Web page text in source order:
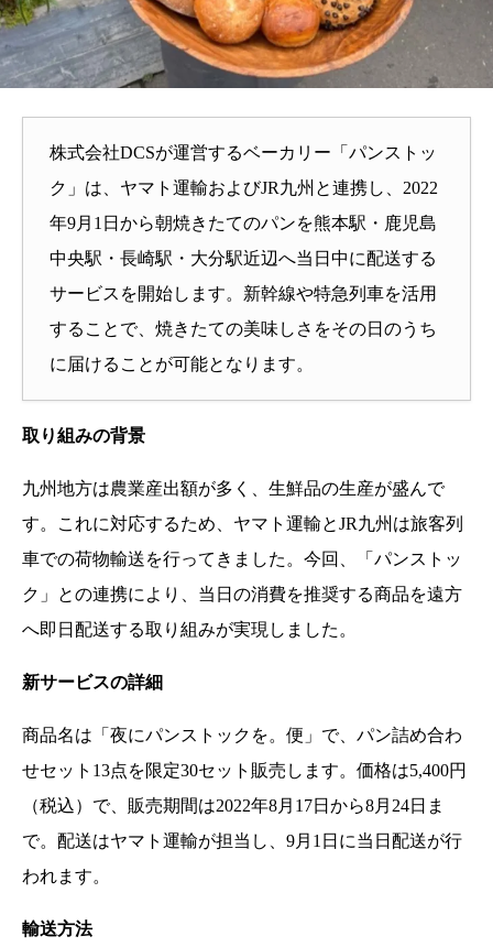
株式会社DCSが運営するベーカリー「パンストッ
ク」は、ヤマト運輸およびJR九州と連携し、2022
年9月1日から朝焼きたてのパンを熊本駅・鹿児島
中央駅・長崎駅・大分駅近辺へ当日中に配送する
サービスを開始します。新幹線や特急列車を活用
することで、焼きたての美味しさをその日のうち
に届けることが可能となります。
取り組みの背景
九州地方は農業産出額が多く、生鮮品の生産が盛んで
す。これに対応するため、ヤマト運輸とJR九州は旅客列
車での荷物輸送を行ってきました。今回、「パンストッ
ク」との連携により、当日の消費を推奨する商品を遠方
へ即日配送する取り組みが実現しました。
新サービスの詳細
商品名は「夜にパンストックを。便」で、パン詰め合わ
せセット13点を限定30セット販売します。価格は5,400円
（税込）で、販売期間は2022年8月17日から8月24日ま
で。配送はヤマト運輸が担当し、9月1日に当日配送が行
われます。
輸送方法